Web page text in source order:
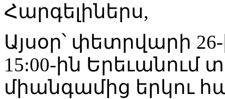
Հարգելիներս,
Այսօր՝ փետրվարի
15:00-ին Երեւանում
միանգամից երկու